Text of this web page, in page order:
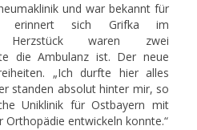
und war bekannt für
erinnert sich Grifka im
Herzstück waren zwei
die Ambulanz ist. Der neue
„Ich durfte hier alles
standen absolut hinter mir, so
Uniklinik für Ostbayern mit
Orthopädie entwickeln konnte.“